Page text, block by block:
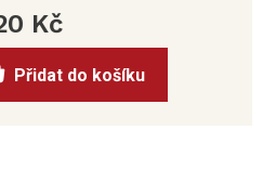
Kč
cena:
Přidat do košíku